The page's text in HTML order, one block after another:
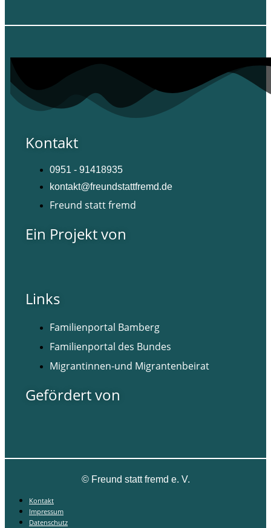
Kontakt
0951 - 91418935
kontakt@freundstattfremd.de
Freund statt fremd
Ein Projekt von
Links
Familienportal Bamberg
Familienportal des Bundes
Migrantinnen-und Migrantenbeirat
Gefördert von
©Freund statt fremd e. V.
Kontakt
Impressum
Datenschutz